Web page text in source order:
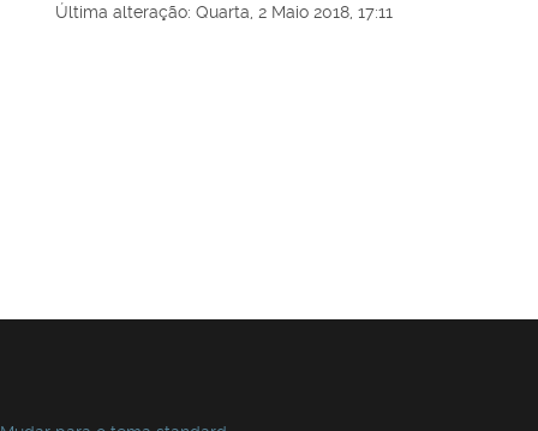
Última alteração: Quarta, 2 Maio 2018, 17:11